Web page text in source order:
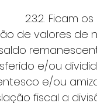
de valores de
e/ou
e/ou
fiscal a